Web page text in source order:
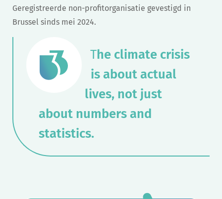
Geregistreerde non-profitorganisatie gevestigd in
Brussel sinds mei 2024.
The climate crisis
is about actual
lives, not just
about numbers and
statistics.